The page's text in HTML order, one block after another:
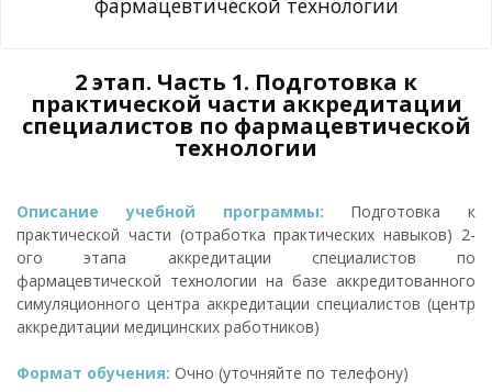
фармацевтической технологии
2 этап. Часть 1. Подготовка к
практической части аккредитации
специалистов по фармацевтической
технологии
Описание учебной программы: Подготовка к
практической части (отработка практических навыков) 2-
ого этапа аккредитации специалистов по
фармацевтической технологии на базе аккредитованного
симуляционного центра аккредитации специалистов (центр
аккредитации медицинских работников)
Формат обучения: Очно (уточняйте по телефону)